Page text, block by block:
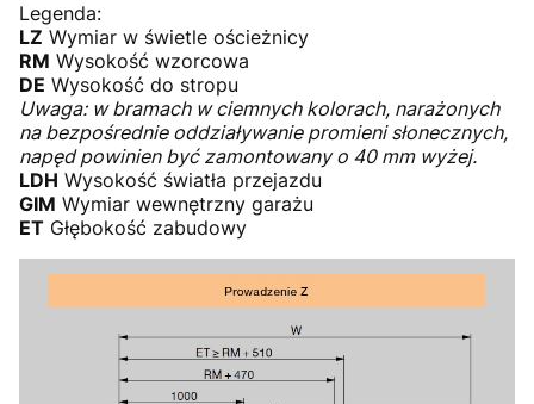
Legenda:
LZ Wymiar w świetle ościeżnicy
RM Wysokość wzorcowa
DE Wysokość do stropu
Uwaga: w bramach w ciemnych kolorach, narażonych
na bezpośrednie oddziaływanie promieni słonecznych,
napęd powinien być zamontowany o 40 mm wyżej.
LDH Wysokość światła przejazdu
GIM Wymiar wewnętrzny garażu
ET Głębokość zabudowy